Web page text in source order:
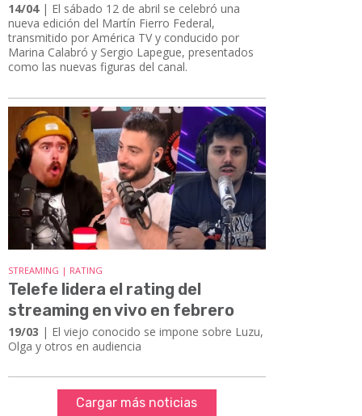
14/04| El sábado 12 de abril se celebró una
nueva edición del Martín Fierro Federal,
transmitido por América TV y conducido por
Marina Calabró y Sergio Lapegue, presentados
como las nuevas figuras del canal.
STREAMING | RATING
Telefe lidera el rating del
streaming en vivo en febrero
19/03 | El viejo conocido se impone sobre Luzu,
Olga y otros en audiencia
Cargar más noticias